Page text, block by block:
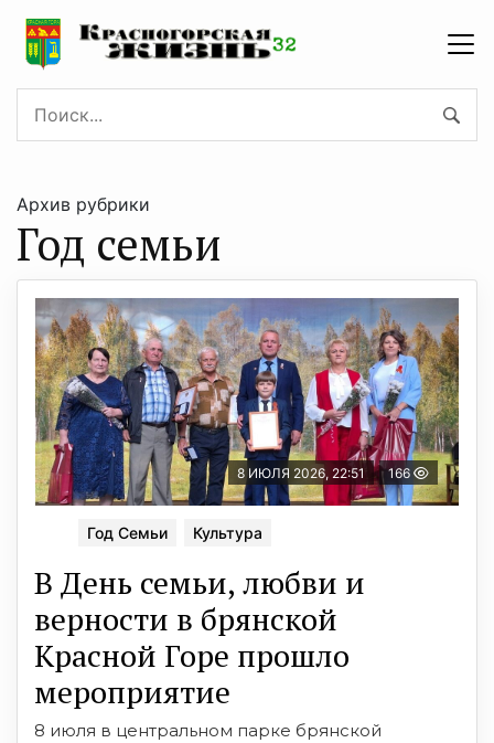
Архив рубрики
Год семьи
8 ИЮЛЯ 2026, 22:51 166
Год Семьи Культура
В День семьи, любви и
верности в брянской
Красной Горе прошло
мероприятие
8 июля в центральном парке брянской